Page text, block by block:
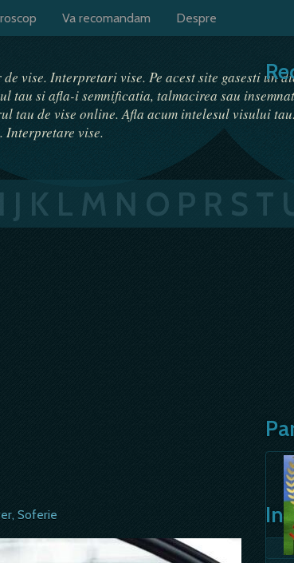
Va recomandam Despre
vise. Interpretari vise. Pe acest site gasesti un
tau si afla-i semnificatia, talmacirea sau
tau de vise online. Afla acum intelesul visului
Interpretare vise.
I J K L M N O P R S T
Soferie